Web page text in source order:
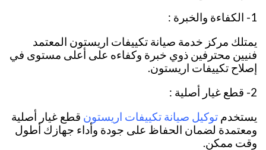
1- الكفاءة والخبرة :
يمتلك مركز خدمة صيانة تكييفات اريستون المعتمد
فنيين محترفين ذوي خبرة وكفاءه على أعلى مستوى في
إصلاح تكييفات اريستون.
2- قطع غيار أصلية :
يستخدم توكيل صيانة تكييفات اريستون قطع غيار أصلية
ومعتمدة لضمان الحفاظ على جودة وأداء جهازك أطول
وقت ممكن.